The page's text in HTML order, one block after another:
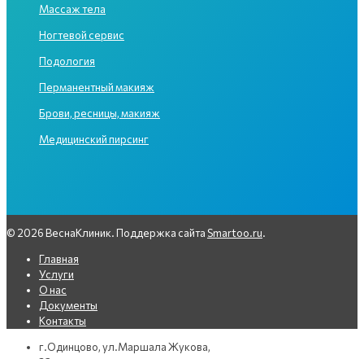
Массаж тела
Ногтевой сервис
Подология
Перманентный макияж
Брови, ресницы, макияж
Медицинский пирсинг
© 2026 ВеснаКлиник. Поддержка сайта Smartoo.ru.
Главная
Услуги
О нас
Документы
Контакты
г.Одинцово, ул.Маршала Жукова,